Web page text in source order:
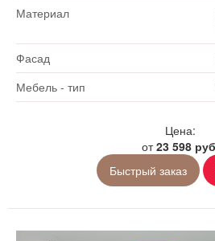
Материал
Фасад
Мебель - тип
Цена:
от23 598
Быстрый заказ